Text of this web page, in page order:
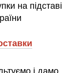
на підставі